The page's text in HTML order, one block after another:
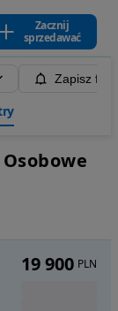
Zacznij
sprzedawać
Zapisz
19 900 PLN